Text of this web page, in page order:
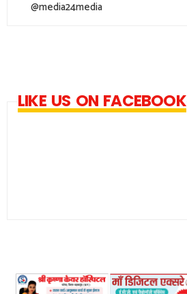
@media24media
LIKE US ON FACEBOOK